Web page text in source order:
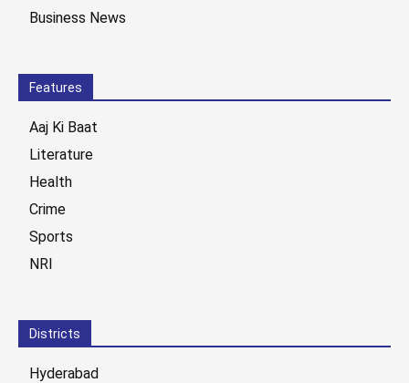
Business News
Features
Aaj Ki Baat
Literature
Health
Crime
Sports
NRI
Districts
Hyderabad